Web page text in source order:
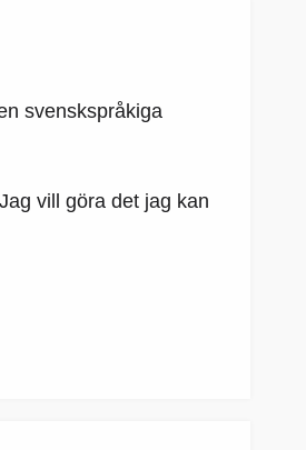
svenskspråkiga
vill göra det jag kan